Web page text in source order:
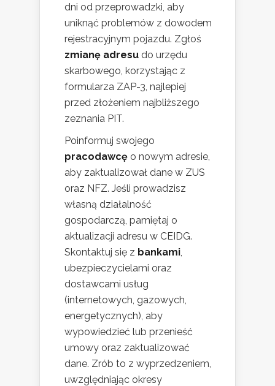
dni od przeprowadzki, aby
uniknąć problemów z dowodem
rejestracyjnym pojazdu. Zgłoś
zmianę adresu do urzędu
skarbowego, korzystając z
formularza ZAP-3, najlepiej
przed złożeniem najbliższego
zeznania PIT.
Poinformuj swojego
pracodawcę o nowym adresie,
aby zaktualizował dane w ZUS
oraz NFZ. Jeśli prowadzisz
własną działalność
gospodarczą, pamiętaj o
aktualizacji adresu w CEIDG.
Skontaktuj się z bankami
ubezpieczycielami oraz
dostawcami usług
(internetowych, gazowych,
energetycznych), aby
wypowiedzieć lub przenieść
umowy oraz zaktualizować
dane. Zrób to z wyprzedzeniem,
uwzględniając okresy